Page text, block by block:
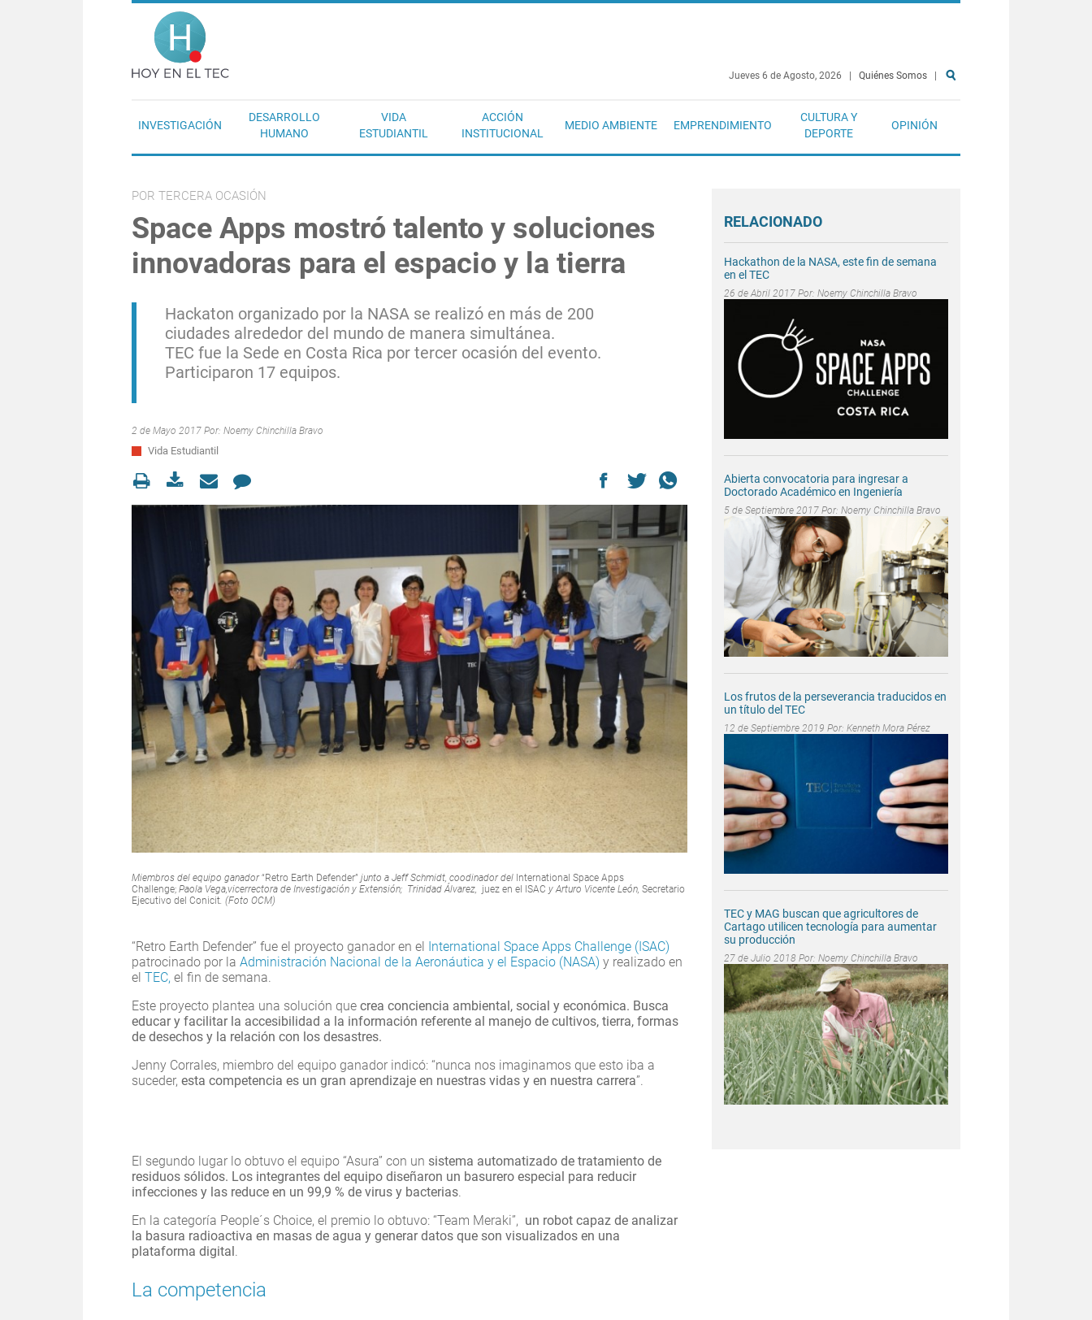
Pasar al contenido principal
Jueves 6 de Agosto, 2026 Quiénes Somos
INVESTIGACIÓN
DESARROLLO
HUMANO
VIDA
ESTUDIANTIL
ACCIÓN
INSTITUCIONAL
MEDIO AMBIENTE EMPRENDIMIENTO
CULTURA Y
DEPORTE
OPINIÓN
POR TERCERA OCASIÓN
Space Apps mostró talento y soluciones
innovadoras para el espacio y la tierra
Hackaton organizado por la NASA se realizó en más de 200
ciudades alrededor del mundo de manera simultánea.
TEC fue la Sede en Costa Rica por tercer ocasión del evento.
Participaron 17 equipos.
2 de Mayo 2017 Por: Noemy Chinchilla Bravo
Vida Estudiantil
Miembros del equipo ganador“Retro Earth Defender” junto a Jeff Schmidt, coodinador del International Space Apps
Challenge; Paola Vega,vicerrectora de Investigación y Extensión; Trinidad Álvarez, juez en el ISAC y Arturo Vicente León, Secretario
Ejecutivo del Conicit. (Foto OCM)
“Retro Earth Defender” fue el proyecto ganador en el
International Space Apps Challenge (ISAC)
patrocinado por la Administración Nacional de la Aeronáutica y el Espacio (NASA) y realizado en
el TEC, el fin de semana.
Este proyecto plantea una solución que crea conciencia ambiental, social y económica. Busca
educar y facilitar la accesibilidad a la información referente al manejo de cultivos, tierra, formas
de desechos y la relación con los desastres.
Jenny Corrales, miembro del equipo ganador indicó: “nunca nos imaginamos que esto iba a
suceder, esta competencia es un gran aprendizaje en nuestras vidas y en nuestra carrera”.
El segundo lugar lo obtuvo el equipo “Asura” con un sistema automatizado de tratamiento de
residuos sólidos. Los integrantes del equipo diseñaron un basurero especial para reducir
infecciones y las reduce en un 99,9 % de virus y bacterias.
En la categoría People´s Choice, el premio lo obtuvo: “Team Meraki”, un robot capaz de analizar
la basura radioactiva en masas de agua y generar datos que son visualizados en una
plataforma digital .
La competencia
RELACIONADO
Hackathon de la NASA, este fin de semana
en el TEC
26 de Abril 2017 Por: Noemy Chinchilla Bravo
Abierta convocatoria para ingresar a
Doctorado Académico en Ingeniería
5 de Septiembre 2017 Por: Noemy Chinchilla Bravo
Los frutos de la perseverancia traducidos en
un título del TEC
12 de Septiembre 2019 Por: Kenneth Mora Pérez
TEC y MAG buscan que agricultores de
Cartago utilicen tecnología para aumentar
su producción
27 de Julio 2018 Por: Noemy Chinchilla Bravo